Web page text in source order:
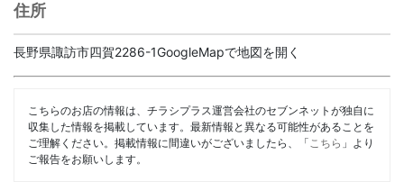
住所
長野県諏訪市四賀2286-1GoogleMapで地図を開く
こちらのお店の情報は、チラシプラス運営会社のセブンネットが独自に
収集した情報を掲載しています。最新情報と異なる可能性があることを
ご理解ください。掲載情報に間違いがございましたら、「こちら 」より
ご報告をお願いします。